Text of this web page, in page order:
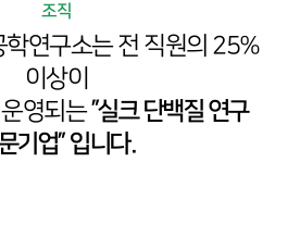
조직
학연구소는 전 직원의 25%
이상이
영되는”실크 단백질 연구
기업” 입니다.